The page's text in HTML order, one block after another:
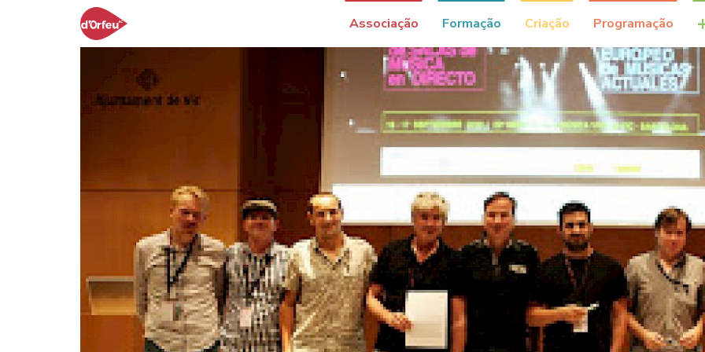
Associação Formação Criação Programação